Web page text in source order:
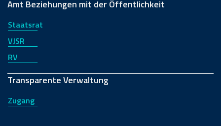
Amt Beziehungen mit der Öffentlichkeit
Staatsrat
VJSR
RV
Transparente Verwaltung
Zugang